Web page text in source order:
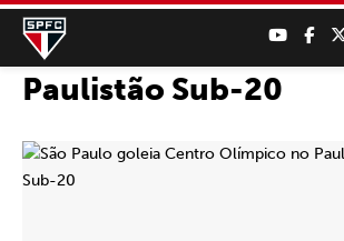
Paulistão Sub-20